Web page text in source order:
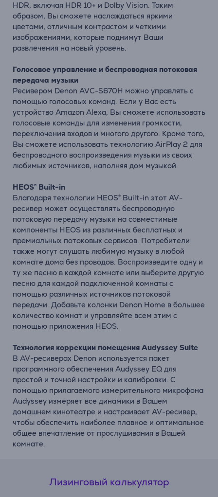
HDR, включая HDR 10+ и Dolby Vision. Таким
образом, Вы сможете наслаждаться яркими
цветами, отличным контрастом и четкими
изображениями, которые поднимут Ваши
развлечения на новый уровень.
Голосовое управление и беспроводная потоковая
передача музыки
Ресивером Denon AVC-S670H можно управлять с
помощью голосовых команд. Если у Вас есть
устройство Amazon Alexa, Вы сможете использовать
голосовые команды для изменения громкости,
переключения входов и многого другого. Кроме того,
Вы сможете использовать технологию AirPlay 2 для
беспроводного воспроизведения музыки из своих
любимых источников, наполняя дом музыкой.
HEOS® Built-in
Благодаря технологии HEOS® Built-in этот AV-
ресивер может осуществлять беспроводную
потоковую передачу музыки на совместимые
компоненты HEOS из различных бесплатных и
премиальных потоковых сервисов. Потребители
также могут слушать любимую музыку в любой
комнате дома без проводов. Воспроизведите одну и
ту же песню в каждой комнате или выберите другую
песню для каждой подключенной комнаты с
помощью различных источников потоковой
передачи. Добавьте колонки Denon Home в большее
количество комнат и управляйте всем этим с
помощью приложения HEOS.
Технология коррекции помещения Audyssey Suite
В AV-ресиверах Denon используется пакет
программного обеспечения Audyssey EQ для
простой и точной настройки и калибровки. С
помощью прилагаемого измерительного микрофона
Audyssey измеряет все динамики в Вашем
домашнем кинотеатре и настраивает AV-ресивер,
чтобы обеспечить наиболее плавное и оптимальное
общее впечатление от прослушивания в Вашей
комнате.
Лизинговый калькулятор